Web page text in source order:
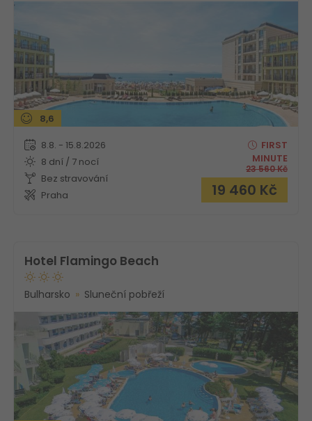
8,6
8.8. - 15.8.2026
8 dní / 7 nocí
Bez stravování
Praha
FIRST
MINUTE
23 560Kč
19 460 Kč
Hotel Flamingo Beach
Bulharsko Sluneční pobřeží